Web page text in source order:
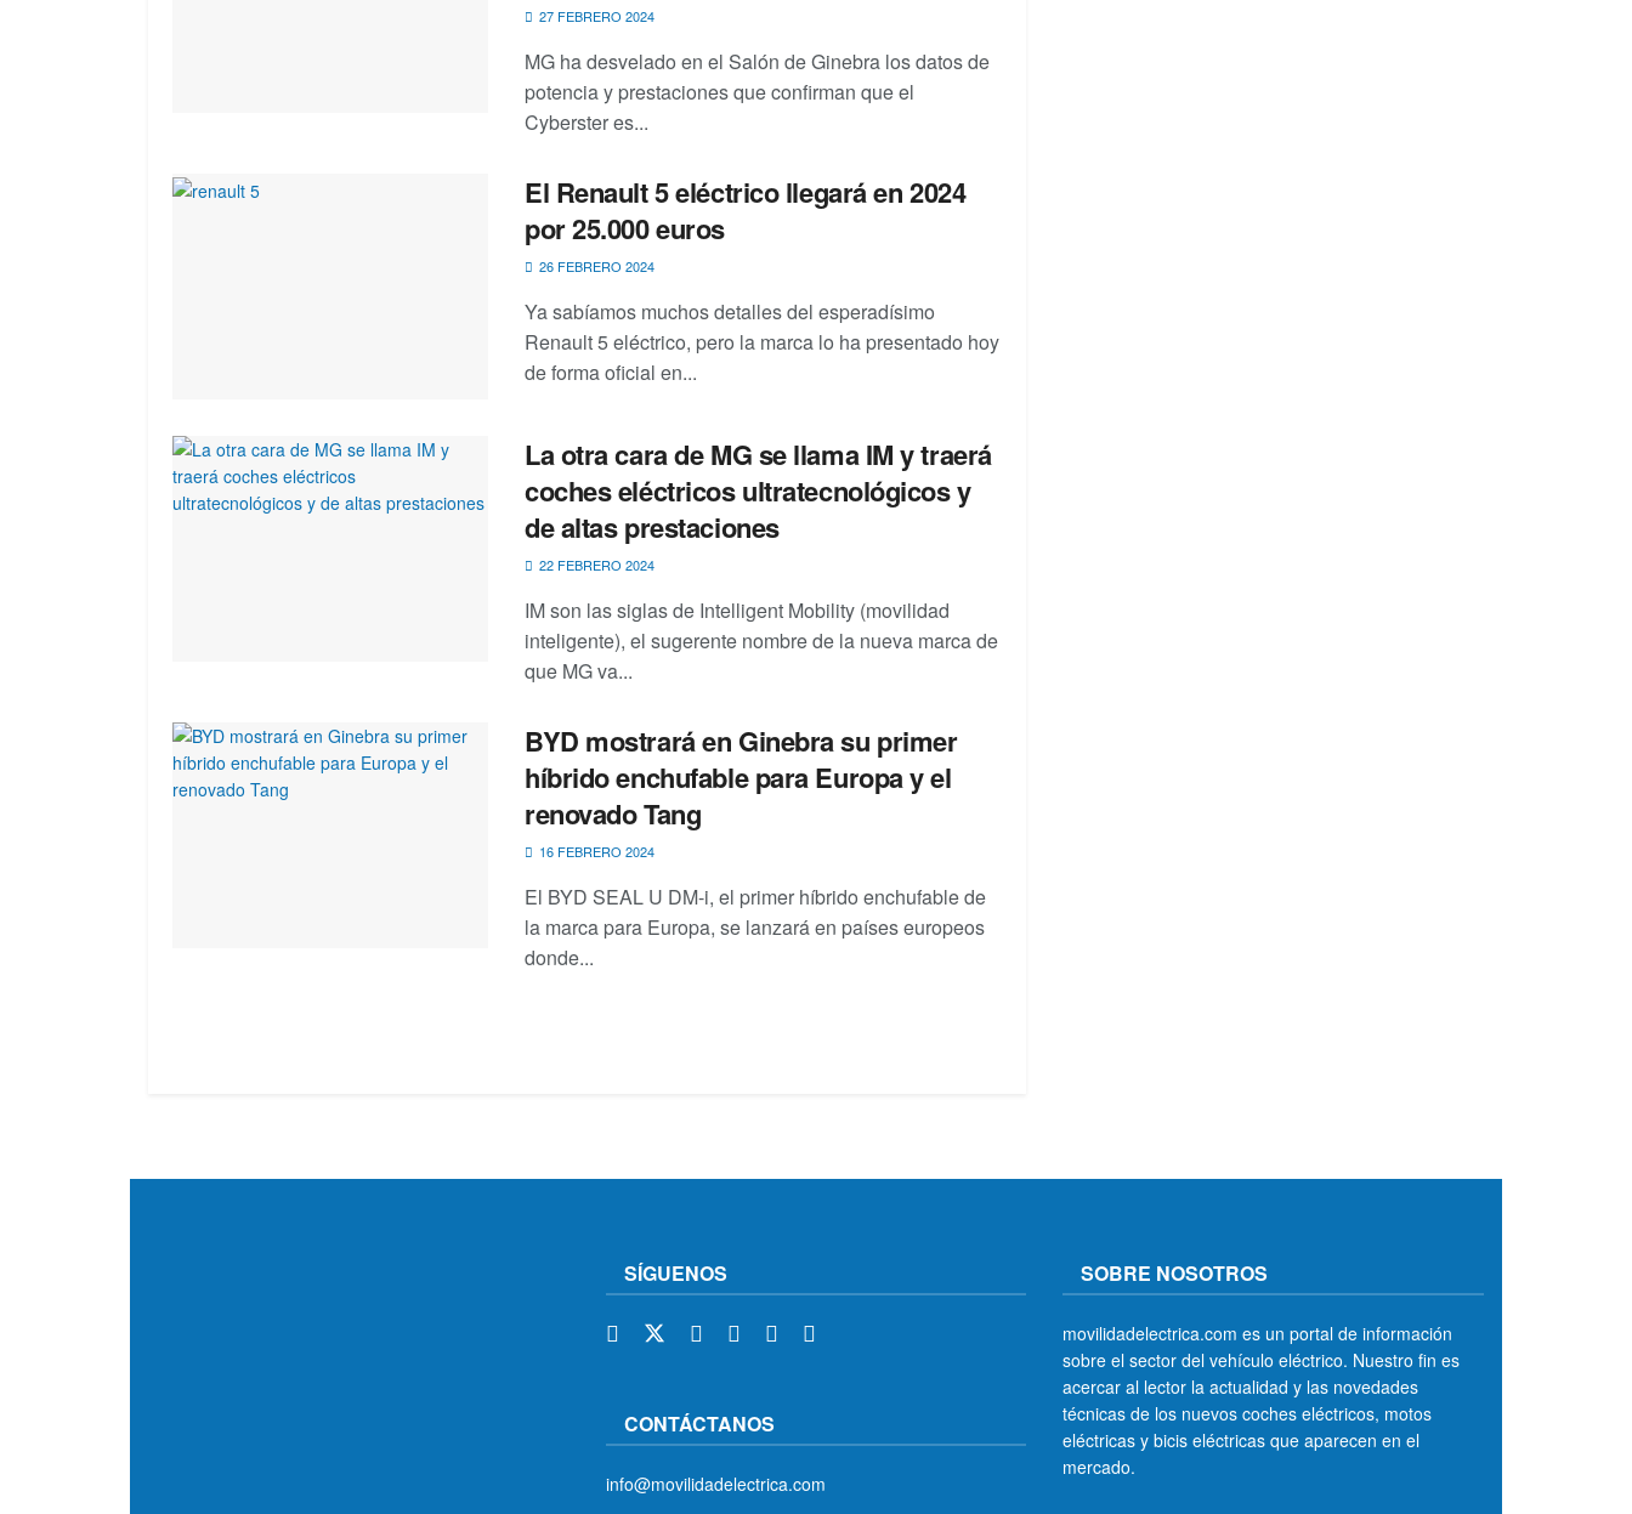
27 FEBRERO 2024
MG ha desvelado en el Salón de Ginebra los datos de
potencia y prestaciones que confirman que el
Cyberster es...
El Renault 5 eléctrico llegará en 2024
por 25.000 euros
26 FEBRERO 2024
Ya sabíamos muchos detalles del esperadísimo
Renault 5 eléctrico, pero la marca lo ha presentado hoy
de forma oficial en...
La otra cara de MG se llama IM y traerá
coches eléctricos ultratecnológicos y
de altas prestaciones
22 FEBRERO 2024
IM son las siglas de Intelligent Mobility (movilidad
inteligente), el sugerente nombre de la nueva marca de
que MG va...
BYD mostrará en Ginebra su primer
híbrido enchufable para Europa y el
renovado Tang
16 FEBRERO 2024
El BYD SEAL U DM-i, el primer híbrido enchufable de
la marca para Europa, se lanzará en países europeos
donde...
SÍGUENOS
CONTÁCTANOS
info@movilidadelectrica.com
SOBRE NOSOTROS
movilidadelectrica.com es un portal de información
sobre el sector del vehículo eléctrico. Nuestro fin es
acercar al lector la actualidad y las novedades
técnicas de los nuevos coches eléctricos, motos
eléctricas y bicis eléctricas que aparecen en el
mercado.